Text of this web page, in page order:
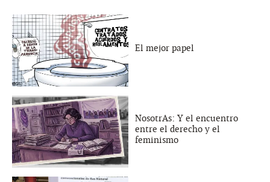
El mejor papel
NosotrAs: Y el encuentro
entre el derecho y el
feminismo